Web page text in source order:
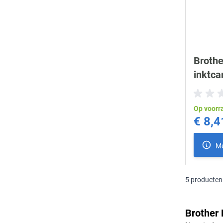
Op
€
5 producten
Brother